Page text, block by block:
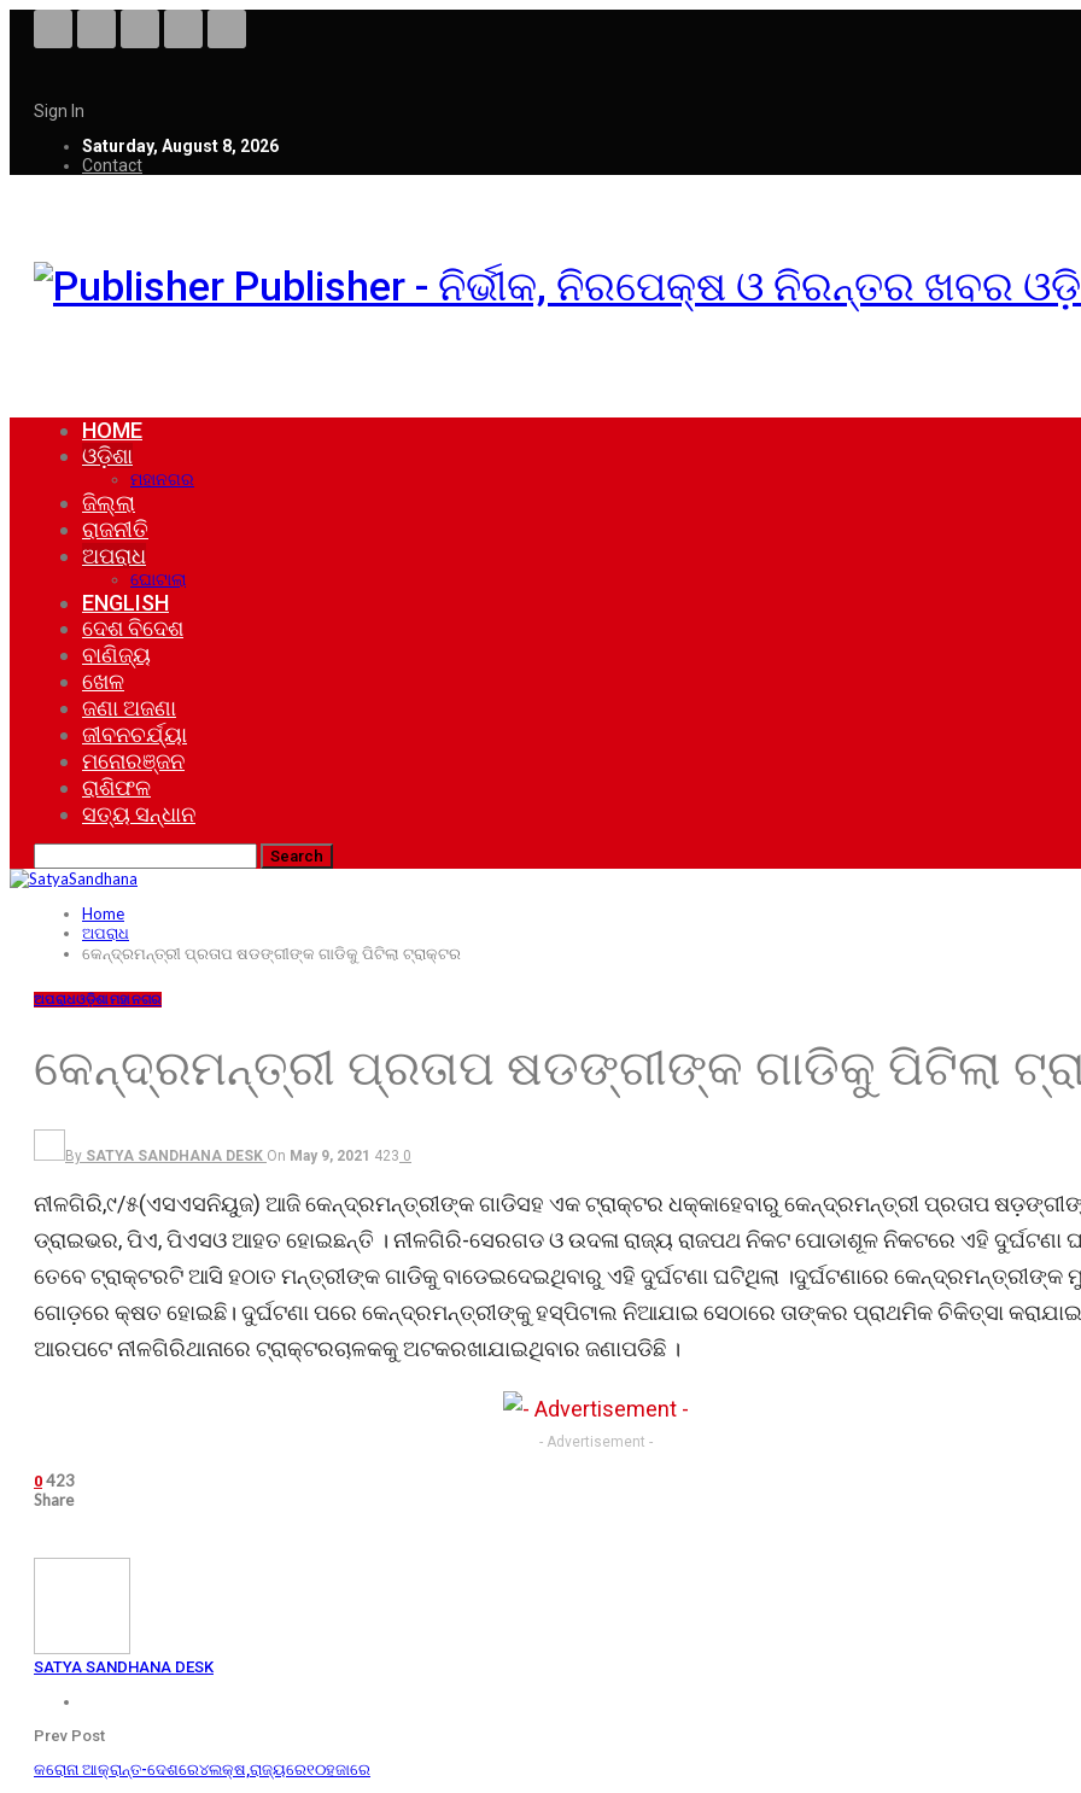
Sign In
Saturday, August 8, 2026
Contact
Publisher - ନିର୍ଭୀକ, ନିରପେକ୍ଷ ଓ ନିରନ୍ତର ଖବର
HOME
ଓଡ଼ିଶା
ମହାନଗର
ଜିଲ୍ଲା
ରାଜନୀତି
ଅପରାଧ
ଘୋଟାଲା
ENGLISH
ଦେଶ ବିଦେଶ
ବାଣିଜ୍ୟ
ଖେଳ
ଜଣା ଅଜଣା
ଜୀବନଚର୍ଯ୍ୟା
ମନୋରଞ୍ଜନ
ରାଶିଫଳ
ସତ୍ୟ ସନ୍ଧାନ
Home
ଅପରାଧ
କେନ୍ଦ୍ରମନ୍ତ୍ରୀ ପ୍ରତାପ ଷଡଙ୍ଗୀଙ୍କ ଗାଡିକୁ ପିଟିଲା ଟ୍ରାକ୍ଟର
ଅପରାଧଓଡ଼ିଶାମହାନଗର
କେନ୍ଦ୍ରମନ୍ତ୍ରୀ ପ୍ରତାପ ଷଡଙ୍ଗୀଙ୍କ ଗାଡିକୁ ପିଟିଲା
By SATYA SANDHANA DESK On May 9, 2021 423 0
ନୀଳଗିରି,୯/୫(ଏସଏସନିୟୁଜ) ଆଜି କେନ୍ଦ୍ରମନ୍ତ୍ରୀଙ୍କ ଗାଡିସହ ଏକ ଟ୍ରାକ୍ଟର ଧକ୍କାହେବାରୁ କେନ୍ଦ୍ରମନ୍ତ୍ରୀ ପ୍ରତାପ
ଡ୍ରାଇଭର, ପିଏ, ପିଏସଓ ଆହତ ହୋଇଛନ୍ତି । ନୀଳଗିରି-ସେରଗଡ ଓ ଉଦଳା ରାଜ୍ୟ ରାଜପଥ ନିକଟ ପୋଡାଶୂଳ ନିକଟରେ ଏହି ଦୁର୍ଘଟଣା
ତେବେ ଟ୍ରାକ୍ଟରଟି ଆସି ହଠାତ ମନ୍ତ୍ରୀଙ୍କ ଗାଡିକୁ ବାଡେଇଦେଇଥିବାରୁ ଏହି ଦୁର୍ଘଟଣା ଘଟିଥିଲା ।ଦୁର୍ଘଟଣାରେ କେନ୍ଦ୍ରମନ୍ତ୍ରୀଙ୍କ
ଗୋଡ଼ରେ କ୍ଷତ ହୋଇଛି। ଦୁର୍ଘଟଣା ପରେ କେନ୍ଦ୍ରମନ୍ତ୍ରୀଙ୍କୁ ହସ୍ପିଟାଲ ନିଆଯାଇ ସେଠାରେ ତାଙ୍କର ପ୍ରାଥମିକ ଚିକିତ୍ସା
ଆରପଟେ ନୀଳଗିରିଥାନାରେ ଟ୍ରାକ୍ଟରଚାଳକକୁ ଅଟକରଖାଯାଇଥିବାର ଜଣାପଡିଛି ।
- Advertisement -
0 423
Share
SATYA SANDHANA DESK
Prev Post
କରୋନା ଆକ୍ରାନ୍ତ-ଦେଶରେ୪ଲକ୍ଷ,ରାଜ୍ୟରେ୧୦ହଜାରେ